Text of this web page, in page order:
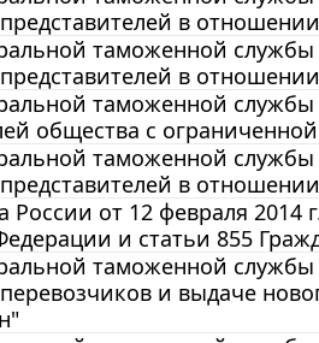
в
таможенной
в
таможенной
общества с
таможенной службы
в
России от 12 февраля 2014
и статьи 855
таможенной службы
и выдаче